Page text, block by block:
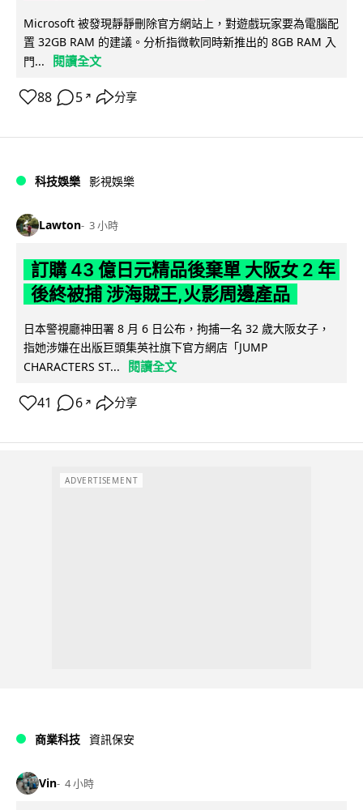
Microsoft 被發現靜靜刪除官方網站上，對遊戲玩家要為電腦配
置 32GB RAM 的建議。分析指微軟同時新推出的 8GB RAM 入
門...
閱讀全文
88 5 ↗ 分享
科技娛樂 影視娛樂
Lawton 3 小時
訂購 43 億日元精品後棄單 大阪女 2 年
後終被捕 涉海賊王,火影周邊產品
日本警視廳神田署 8 月 6 日公布，拘捕一名 32 歲大阪女子，
指她涉嫌在出版巨頭集英社旗下官方網店「JUMP
CHARACTERS ST...
閱讀全文
41 6 ↗ 分享
ADVERTISEMENT
商業科技 資訊保安
Vin 4 小時